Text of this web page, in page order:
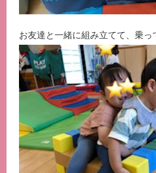
お友達と一緒に組み立てて、乗っ